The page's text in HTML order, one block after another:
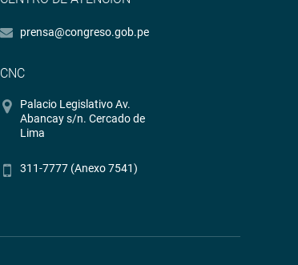
prensa@congreso.gob.pe
CNC
Palacio Legislativo Av.
Abancay s/n. Cercado de
Lima
311-7777 (Anexo 7541)